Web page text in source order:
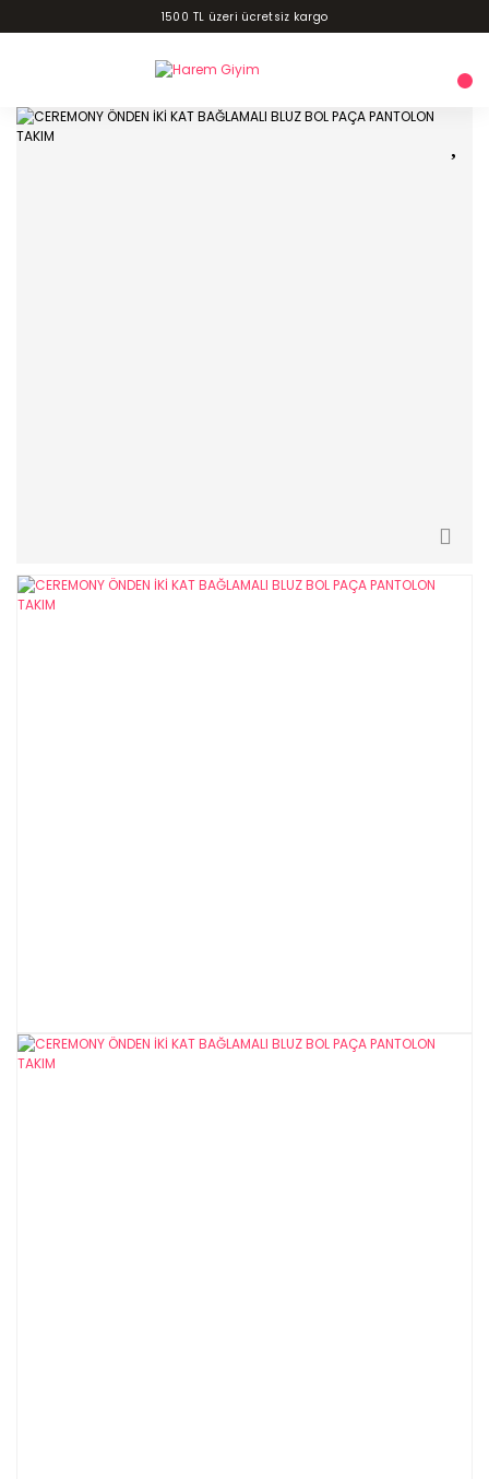
1500 TL üzeri ücretsiz kargo